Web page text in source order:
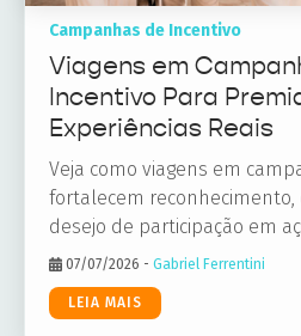
Campanhas de Incentivo
Viagens em
Incentivo Para
Experiências Reais
Veja como viagens em
fortalecem reconhecimento,
desejo de participação em
07/07/2026 - Gabriel Ferrentini
LEIA MAIS